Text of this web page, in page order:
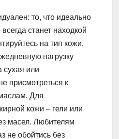
то, что идеально
станет находкой
на тип кожи,
нагрузку
сухая или
присмотреться к
Для
кожи – гели или
масел. Любителям
не обойтись без